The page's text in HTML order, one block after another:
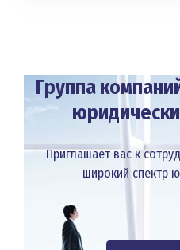
Группа
Приглашает вас к
широкий спектр